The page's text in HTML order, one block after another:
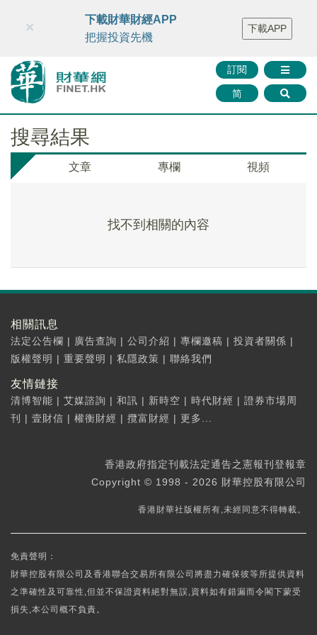
財華智庫網 FINTV FINMETA 財華證券 媒體矩陣
智庫沙龍
聯絡我們
訂閱
简
×
下載財華財經APP
把握投資先機
下載APP
搜尋結果
文章 專欄 視頻
找不到相關的內容
相關訊息
法定公告欄 | 廣告查詢 | 公司介紹 | 專欄邀稿 | 投資者關係 |
版權聲明 | 重要聲明 | 私隱政策 | 聯絡我們
友情鏈接
清博智能 | 艾媒諮詢 | 和訊 | 新時空 | 時代財經 | 證券市場周
刊
| 壹財信 | 權衡財經 | 攬富財經 | 更多...
香港政府指定刊載法定通告之憲報刊登報章
Copyright © 1998 - 2026 財華控股有限公司
香港財華社版權所有,未經同意不得轉載。
免責聲明：
財華控股有限公司及香港聯合交易所有限公司將盡力確保彼等所提供資料
之準確性及可靠性,但並不保證資料絕對無誤,資料如有錯漏而令閣下蒙受
損失,本公司概不負責。